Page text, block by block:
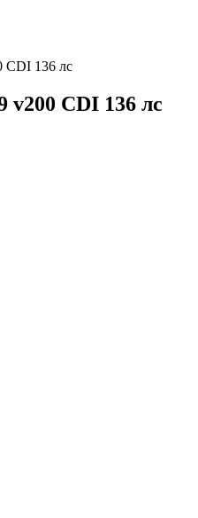
CDI 136 лс
v200 CDI 136 лс